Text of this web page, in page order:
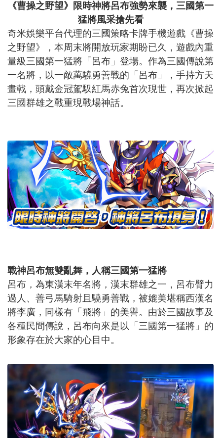
《曹操之野望》限時神將呂布強勢來襲，三國第一
猛將風采搶先看
奇米娛樂平台代理的三國策略卡牌手機遊戲《曹操
之野望》，本周末將開放玩家期盼已久，遊戲內重
量級三國第一猛將「呂布」登場。作為三國傳說第
一名將，以一敵萬驍勇善戰的「呂布」，手持方天
畫戟，頭戴金冠駕馭紅馬赤兔首次現世，再次掀起
三國群雄之戰重現戰場神話。
戰神呂布無雙亂舞，人稱三國第一猛將
呂布，為東漢末年名將，漢末群雄之一，呂布臂力
過人、善弓馬騎射且驍勇善戰，被媲美堪稱西漢名
將李廣，同樣有「飛將」的美譽。由於三國故事及
各種民間傳說，呂布向來是以「三國第一猛將」的
形象存在於大家的心目中。